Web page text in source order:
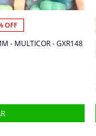
OFF
- MULTICOR - GXR148